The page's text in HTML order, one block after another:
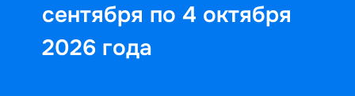
сентября по 4 октября
2026 года